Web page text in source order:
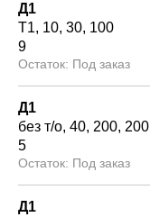
Д1
Т1 10 30 100
9
Под заказ
Д1
без т/о 40 200 200
5
Под заказ
Д1